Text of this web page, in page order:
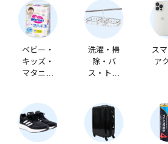
ベビー・
キッズ・
マタニテ
洗濯・掃
除・バ
ス・トイ
ス
ア